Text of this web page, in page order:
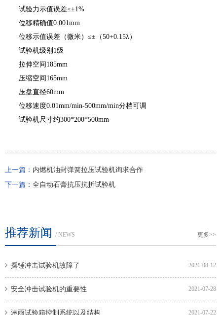
试验力示值误差≤±1%
位移精确值0.001mm
位移示值误差（微米）≤±（50+0.15λ）
试验机级别1级
拉伸空间185mm
压缩空间165mm
压盘直径60mm
位移速度0.01mm/min-500mm/min分档可调
试验机尺寸约300*200*500mm
上一篇： 内燃机油封弹簧拉压试验机询求合作
下一篇： 全自动石膏抗压抗折试验机
推荐新闻 / NEWS 更多>>
2021-08-12
摆锤冲击试验机故障了
2021-07-28
安全冲击试验机的重要性
2021-07-22
淋雨试验箱控制系统以及结构